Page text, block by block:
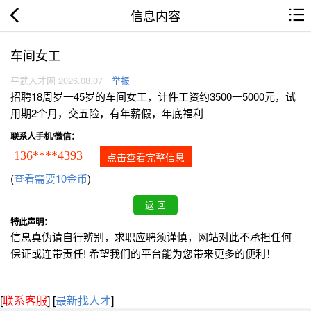
信息内容
车间女工
平武人才网 2026.08.07 举报
招聘18周岁一45岁的车间女工，计件工资约3500一5000元，试
用期2个月，交五险，有年薪假，年底福利
联系人手机/微信：
136****4393 点击查看完整信息
(查看需要10金币)
特此声明：
信息真伪请自行辨别，求职应聘须谨慎，网站对此不承担任何
保证或连带责任! 希望我们的平台能为您带来更多的便利！
[联系客服] [最新找人才]